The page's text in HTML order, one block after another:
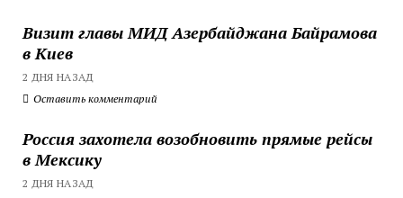
Визит главы МИД Азербайджана Байрамова
в Киев
2 ДНЯ НАЗАД
Оставить комментарий
Россия захотела возобновить прямые рейсы
в Мексику
2 ДНЯ НАЗАД